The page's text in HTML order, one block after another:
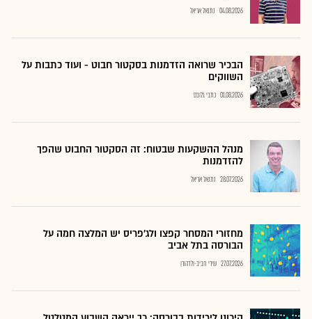
04.08.2026 נתנאל אריאל
הבכיר שרואה הזדמנות בסקטור חבוט - ועוד כתבות על
השווקים
01.08.2026 כתבי גלובס
מנהל ההשקעות שבטוח: זה הסקטור החבוט שהפך
להזדמנות
28.07.2026 נתנאל אריאל
מחזורי המסחר קפצו ולג'פריס יש המלצה חמה על
הבורסה בתל אביב
27.07.2026 שירי חביב-ולדהורן